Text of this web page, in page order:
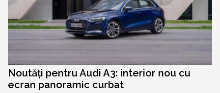
Noutăți pentru Audi A3: interior nou cu
ecran panoramic curbat